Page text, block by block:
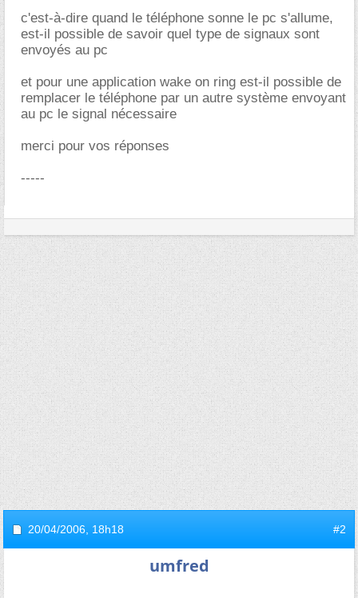
c'est-à-dire quand le téléphone sonne le pc s'allume,
est-il possible de savoir quel type de signaux sont
envoyés au pc
et pour une application wake on ring est-il possible de
remplacer le téléphone par un autre système envoyant
au pc le signal nécessaire
merci pour vos réponses
-----
20/04/2006, 18h18 #2
umfred